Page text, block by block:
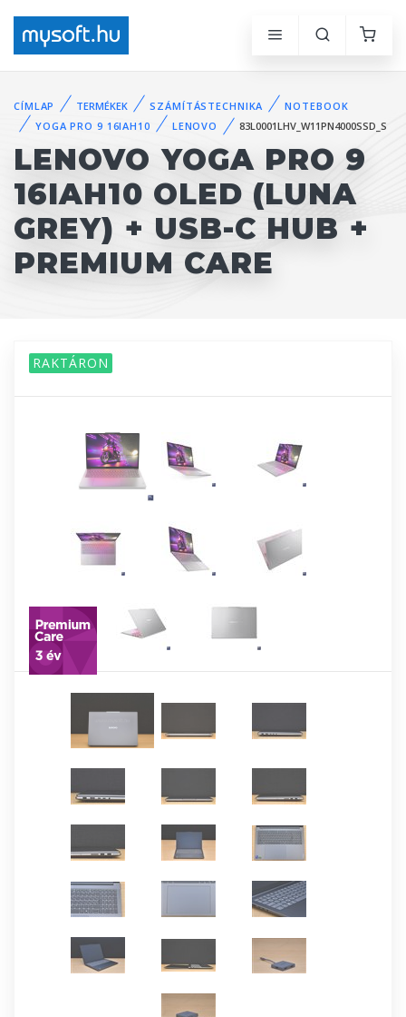
CÍMLAP TERMÉKEK SZÁMÍTÁSTECHNIKA
NOTEBOOK
YOGA PRO 9 16IAH10
LENOVO 83L0001LHV_W11PN4000SSD_S
LENOVO YOGA PRO 9
16IAH10 OLED (LUNA
GREY) + USB-C HUB +
PREMIUM CARE
RAKTÁRON